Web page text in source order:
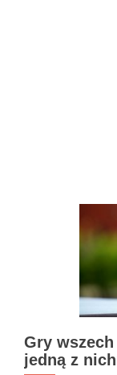
Gry
jedną z